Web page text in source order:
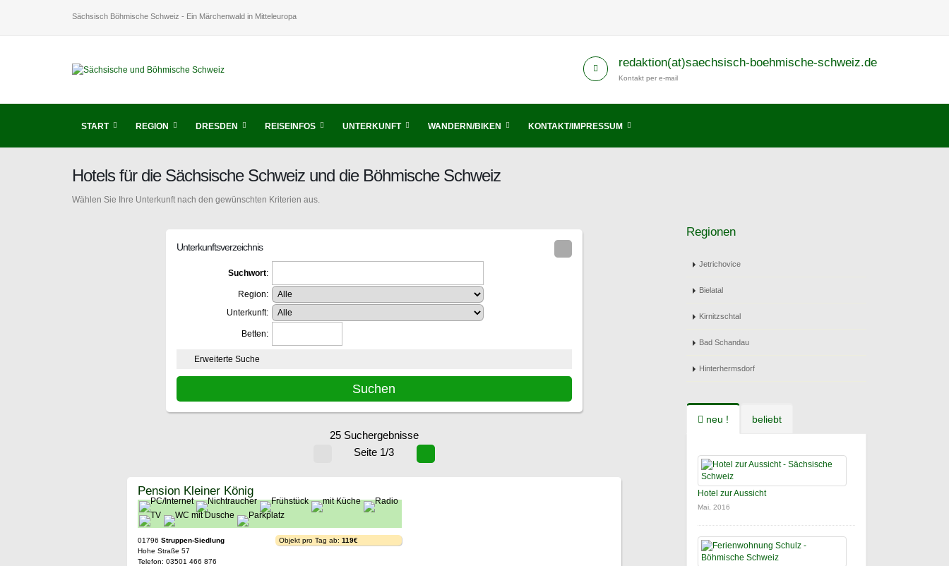
Sächsisch Böhmische Schweiz - Ein Märchenwald in Mitteleuropa
redaktion(at)saechsisch-boehmische-schweiz.de
Kontakt per e-mail
START REGION DRESDEN REISEINFOS UNTERKUNFT WANDERN/BIKEN KONTAKT/IMPRESSUM
Hotels für die Sächsische Schweiz und die Böhmische Schweiz
Wählen Sie Ihre Unterkunft nach den gewünschten Kriterien aus.
Unterkunftsverzeichnis
Suchwort:
Region:
Unterkunft:
Betten:
Erweiterte Suche
25 Suchergebnisse
Seite 1/3
Pension Kleiner König
01796 Struppen-Siedlung
Hohe Straße 57
Telefon: 03501 466 876
Objekt pro Tag ab: 119€
Regionen
Jetrichovice
Bielatal
Kirnitzschtal
Bad Schandau
Hinterhermsdorf
neu ! beliebt
Hotel zur Aussicht
Mai, 2016